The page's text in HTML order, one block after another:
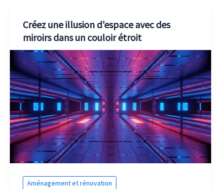
Créez une illusion d’espace avec des
miroirs dans un couloir étroit
Aménagement et rénovation